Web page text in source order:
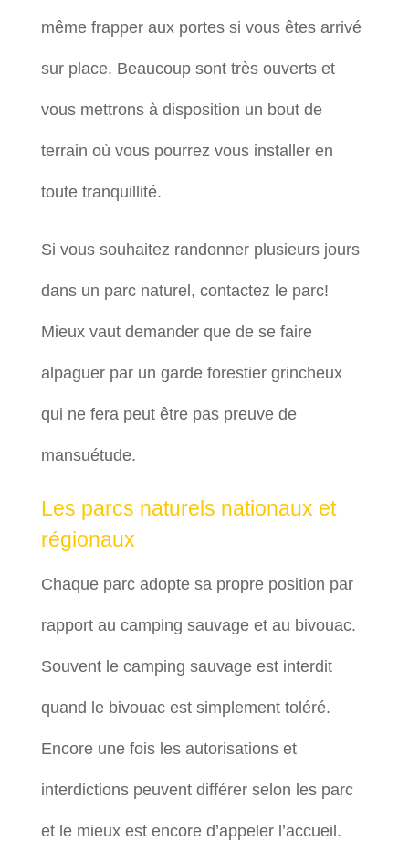
même frapper aux portes si vous êtes arrivé
sur place. Beaucoup sont très ouverts et
vous mettrons à disposition un bout de
terrain où vous pourrez vous installer en
toute tranquillité.
Si vous souhaitez randonner plusieurs jours
dans un parc naturel, contactez le parc!
Mieux vaut demander que de se faire
alpaguer par un garde forestier grincheux
qui ne fera peut être pas preuve de
mansuétude.
Les parcs naturels nationaux et
régionaux
Chaque parc adopte sa propre position par
rapport au camping sauvage et au bivouac.
Souvent le camping sauvage est interdit
quand le bivouac est simplement toléré.
Encore une fois les autorisations et
interdictions peuvent différer selon les parc
et le mieux est encore d’appeler l’accueil.